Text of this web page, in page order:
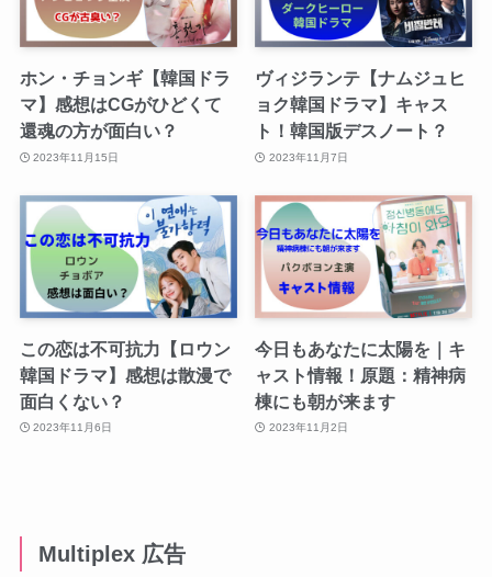
ホン・チョンギ【韓国ドラ
マ】感想はCGがひどくて
還魂の方が面白い？
2023年11月15日
ヴィジランテ【ナムジュヒ
ョク韓国ドラマ】キャス
ト！韓国版デスノート？
2023年11月7日
この恋は不可抗力【ロウン
韓国ドラマ】感想は散漫で
面白くない？
2023年11月6日
今日もあなたに太陽を｜キ
ャスト情報！原題：精神病
棟にも朝が来ます
2023年11月2日
Multiplex 広告